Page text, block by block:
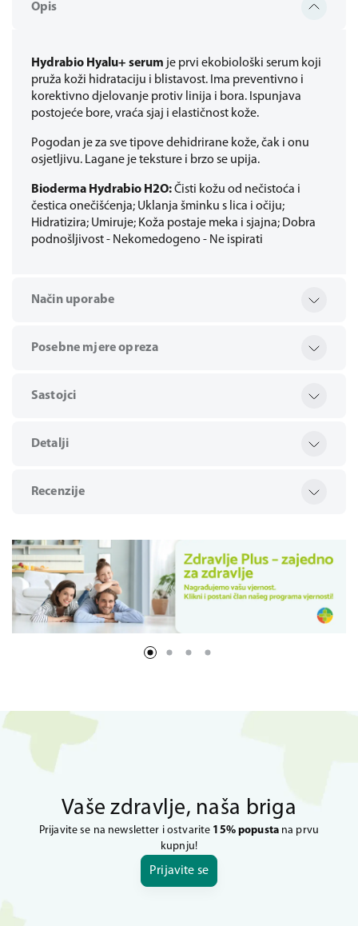
Opis
Hydrabio Hyalu+ serum je prvi ekobiološki serum koji
pruža koži hidrataciju i blistavost. Ima preventivno i
korektivno djelovanje protiv linija i bora. Ispunjava
postojeće bore, vraća sjaj i elastičnost kože.
Pogodan je za sve tipove dehidrirane kože, čak i onu
osjetljivu. Lagane je teksture i brzo se upija.
Bioderma Hydrabio H2O:Čisti kožu od nečistoća i
čestica onečišćenja; Uklanja šminku s lica i očiju;
Hidratizira; Umiruje; Koža postaje meka i sjajna; Dobra
podnošljivost - Nekomedogeno - Ne ispirati
Način uporabe
Posebne mjere opreza
Sastojci
Detalji
Recenzije
Vaše zdravlje, naša briga
Prijavite se na newsletter i ostvarite 15% popustana prvu
kupnju!
Prijavite se